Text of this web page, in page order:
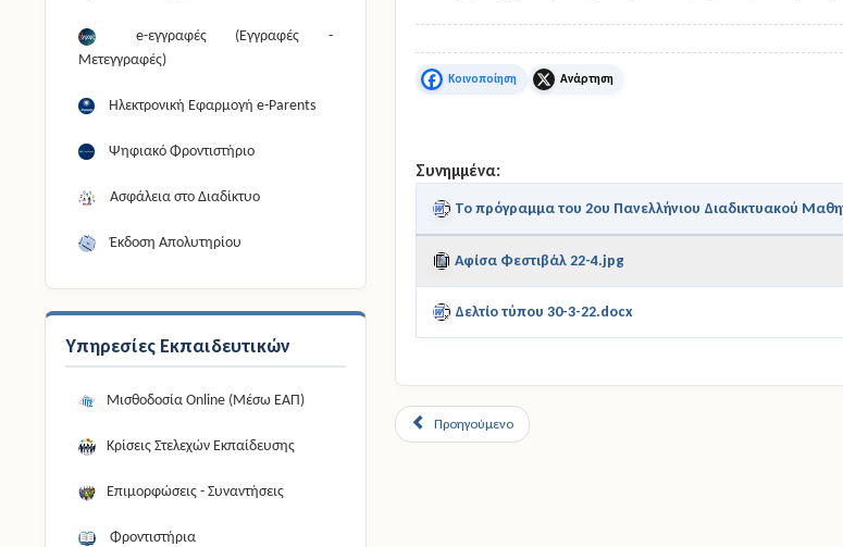
e-εγγραφές (Εγγραφές -
Μετεγγραφές)
Ηλεκτρονική Εφαρμογή e-Parents
Ψηφιακό Φροντιστήριο
Ασφάλεια στο Διαδίκτυο
Έκδοση Απολυτηρίου
Υπηρεσίες Εκπαιδευτικών
Μισθοδοσία Online (Μέσω ΕΑΠ)
Κρίσεις Στελεχών Εκπαίδευσης
Επιμορφώσεις - Συναντήσεις
Φροντιστήρια
Facebook X
Συνημμένα:
To πρόγραμμα του 2ου Πανελλήνιου Διαδικτυακού
Αφίσα Φεστιβάλ 22-4.jpg
Δελτίο τύπου 30-3-22.docx
Προηγούμενο